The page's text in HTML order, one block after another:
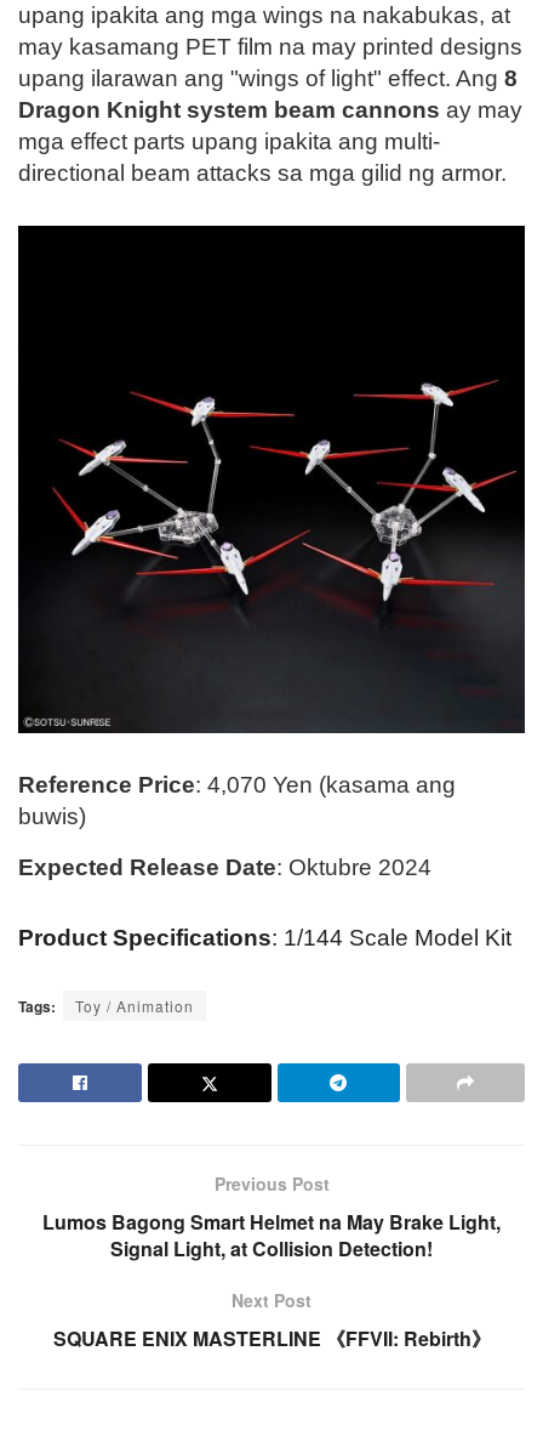
upang ipakita ang mga wings na nakabukas, at
may kasamang PET film na may printed designs
upang ilarawan ang "wings of light" effect. Ang 8
Dragon Knight system beam cannons ay may
mga effect parts upang ipakita ang multi-
directional beam attacks sa mga gilid ng armor.
Reference Price: 4,070 Yen (kasama ang
buwis)
Expected Release Date: Oktubre 2024
Product Specifications: 1/144 Scale Model Kit
Tags: Toy / Animation
Previous Post
Lumos Bagong Smart Helmet na May Brake Light,
Signal Light, at Collision Detection!
Next Post
SQUARE ENIX MASTERLINE 《FFVII: Rebirth》